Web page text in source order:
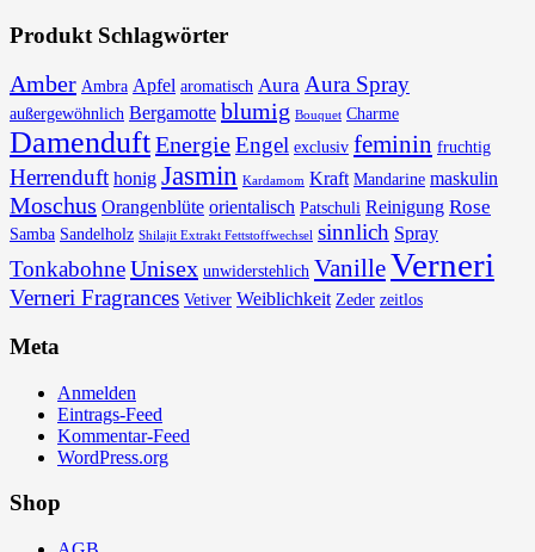
Produkt Schlagwörter
Amber Ambra Apfel aromatisch Aura Aura Spray
außergewöhnlich Bergamotte blumig Bouquet Charme
DamenduftEnergieEngel exclusiv feminin fruchtig
Herrenduft honig Jasmin Kardamom Kraft Mandarine maskulin
Moschus Orangenblüte orientalisch Patschuli Reinigung Rose
Samba Sandelholz Shilajit Extrakt Fettstoffwechsel sinnlich Spray
TonkabohneUnisex unwiderstehlich VanilleVerneri
Verneri Fragrances Vetiver Weiblichkeit Zeder zeitlos
Meta
Anmelden
Eintrags-Feed
Kommentar-Feed
WordPress.org
Shop